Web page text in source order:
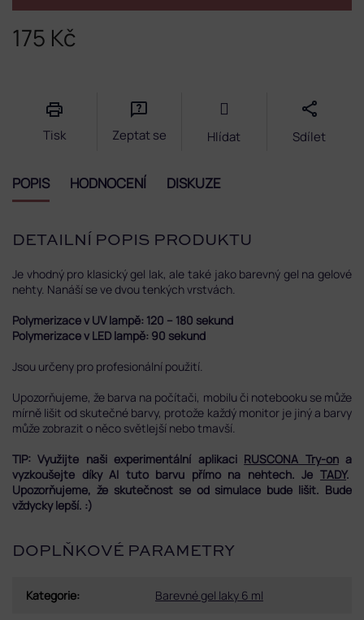
175 Kč
Tisk Zeptat se Hlídat Sdílet
POPIS HODNOCENÍ DISKUZE
DETAILNÍ POPIS PRODUKTU
Je vhodný pro klasický gel lak, ale také jako barevný gel na gelové
nehty. Nanáší se ve dvou tenkých vrstvách.
Polymerizace v UV lampě: 120 – 180 sekund
Polymerizace v LED lampě: 90 sekund
Jsou určeny pro profesionální použití.
Upozorňujeme, že barva na počítači, mobilu či notebooku se může
mírně lišit od skutečné barvy, protože každý monitor je jiný a barvy
může zobrazit o něco světlejší nebo tmavší.
TIP: Využijte naši experimentální aplikaci RUSCONA Try-on a
vyzkoušejte díky AI tuto barvu přímo na nehtech. Je TADY.
Upozorňujeme, že skutečnost se od simulace bude lišit. Bude
vždycky lepší. :)
DOPLŇKOVÉ PARAMETRY
Kategorie: Barevné gel laky 6 ml